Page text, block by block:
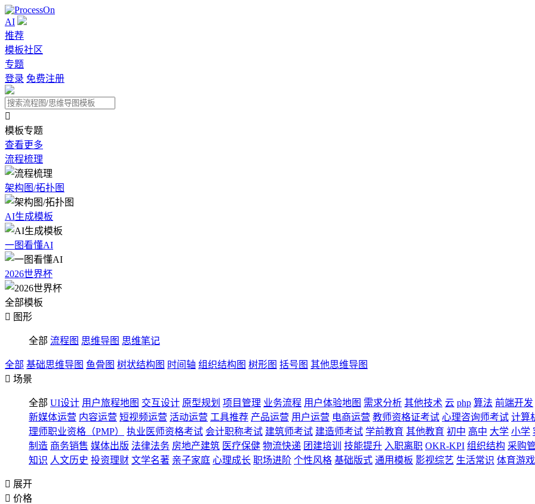
AI
推荐
模板社区
专题
登录 免费注册

模板专题
查看更多
流程梳理
架构图/拓扑图
AI生成模板
一图看懂AI
2026世界杯
全部模板
 图形
全部 流程图 思维导图 思维笔记
全部 基础思维导图 鱼骨图 树状结构图 时间轴 组织结构图 树形图 括号图 其他思维导图
 场景
全部 UI设计 用户旅程地图 交互设计 原型规划 项目管理 业务流程 用户体验地图 需求分析 其他技术 云 php 算法 前端开发
新媒体运营 内容运营 短视频运营 活动运营 工具推荐 产品运营 用户运营 电商运营 教师资格证考试 心理咨询师考试 计算
理师职业资格（PMP）
执业医师资格考试 会计职称考试 建筑师考试 建造师考试 学前教育 其他教育 初中 高中 大学 小学
制造 商务销售 媒体出版 法律法务 房地产建筑 医疗保健 物流快递 团建培训 技能提升 入职离职 OKR-KPI 组织结构 采购
知识 人文历史 投资理财 文学名著 亲子家庭 心理成长 职场进阶 个性风格 基础版式 通用模板 影视综艺 生活常识 体育游戏
 展开
 价格